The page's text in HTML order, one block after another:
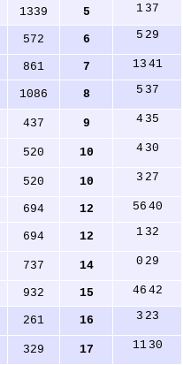
1339 5 1 37
572 6 5 29
861 7 13 41
1086 8 5 37
437 9 4 35
520 10 4 30
520 10 3 27
694 12 56 40
694 12 1 32
737 14 0 29
932 15 46 42
261 16 3 23
329 17 11 30